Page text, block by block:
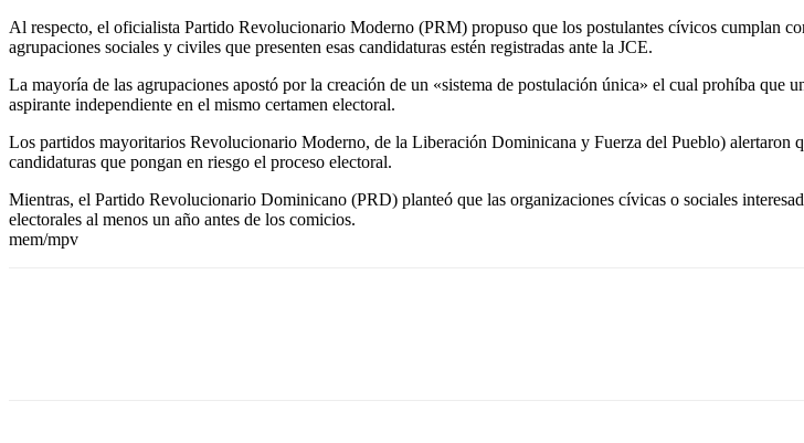
Al respecto, el oficialista Partido Revolucionario Moderno (PRM) propuso que los postulantes cívicos cumplan
agrupaciones sociales y civiles que presenten esas candidaturas estén registradas ante la JCE.
La mayoría de las agrupaciones apostó por la creación de un «sistema de postulación única» el cual prohíba
aspirante independiente en el mismo certamen electoral.
Los partidos mayoritarios Revolucionario Moderno, de la Liberación Dominicana y Fuerza del Pueblo) alertaron
candidaturas que pongan en riesgo el proceso electoral.
Mientras, el Partido Revolucionario Dominicano (PRD) planteó que las organizaciones cívicas o sociales
electorales al menos un año antes de los comicios.
mem/mpv